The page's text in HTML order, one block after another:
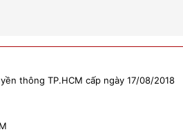
thông TP.HCM cấp ngày 17/08/2018